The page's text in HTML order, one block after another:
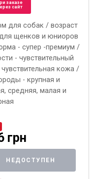
заказе
сайт
для собак / возраст
щенков и юниоров
- супер -премиум /
- чувствительный
кожа /
- крупная и
средняя, малая и
грн
НЕДОСТУПЕН